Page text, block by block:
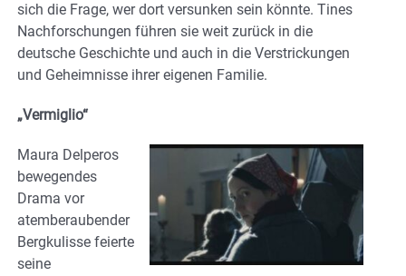
sich die Frage, wer dort versunken sein könnte. Tines
Nachforschungen führen sie weit zurück in die
deutsche Geschichte und auch in die Verstrickungen
und Geheimnisse ihrer eigenen Familie.
„Vermiglio“
Maura Delperos
bewegendes
Drama vor
atemberaubender
Bergkulisse feierte
seine